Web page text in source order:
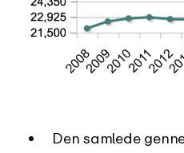
Den samlede